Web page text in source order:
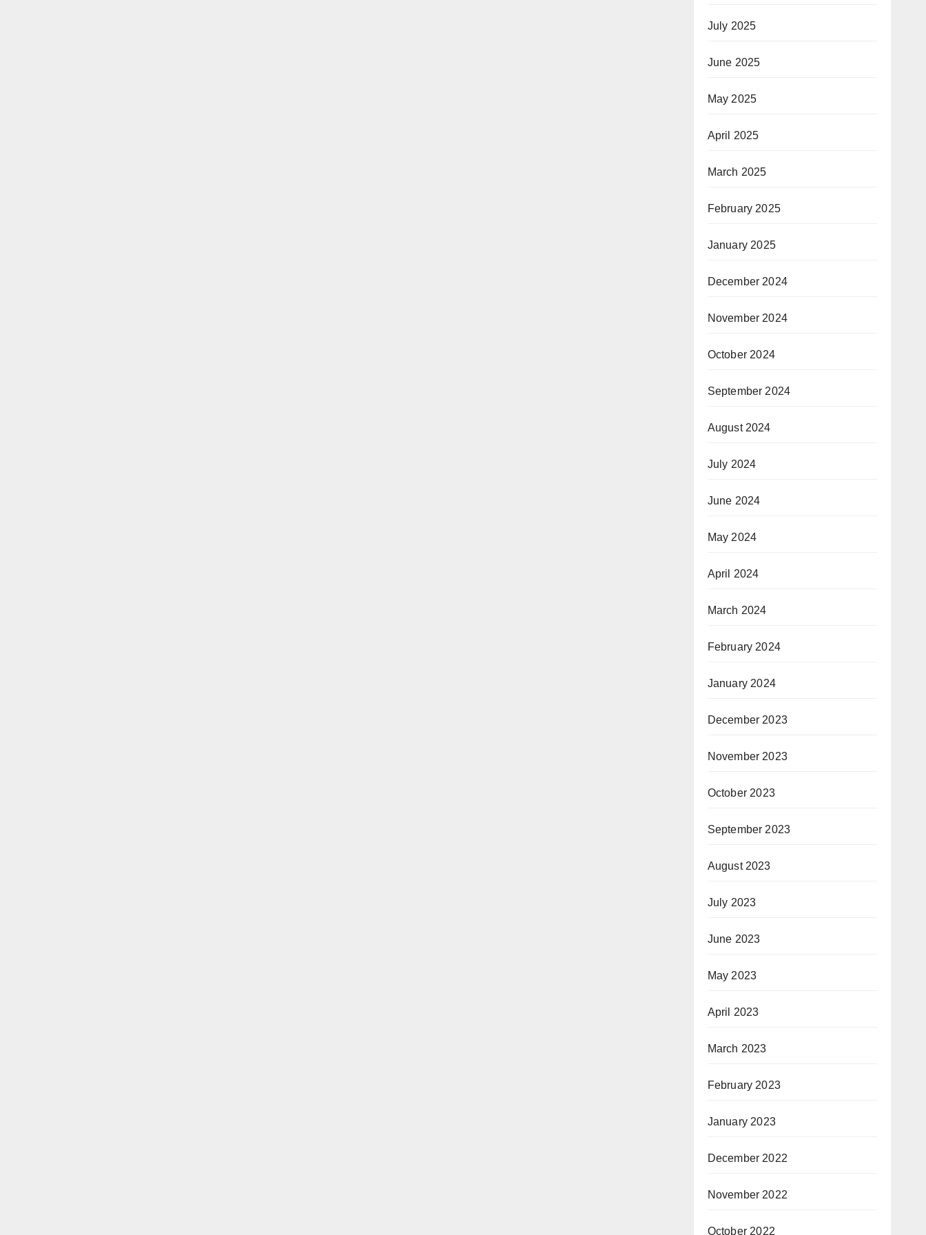
July 2025
June 2025
May 2025
April 2025
March 2025
February 2025
January 2025
December 2024
November 2024
October 2024
September 2024
August 2024
July 2024
June 2024
May 2024
April 2024
March 2024
February 2024
January 2024
December 2023
November 2023
October 2023
September 2023
August 2023
July 2023
June 2023
May 2023
April 2023
March 2023
February 2023
January 2023
December 2022
November 2022
October 2022